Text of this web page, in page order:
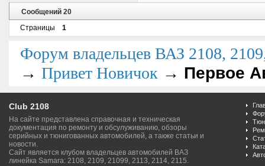
Сообщений 20
Страницы
1
Форум владельцев ВАЗ 2108,
→ Привет Новичок → Первое
Club 2108
На сайте представлена справочная и техническая
документация по ремонту и обсулуживанию, обзоры
серийных и тюнигованных автомобилей, а также статьи и
новости.
Сайт является клубом владельцев автомобилей ВАЗ
линейка Samara: 2108, 2109, 21099, 2113, 2114, 2115.